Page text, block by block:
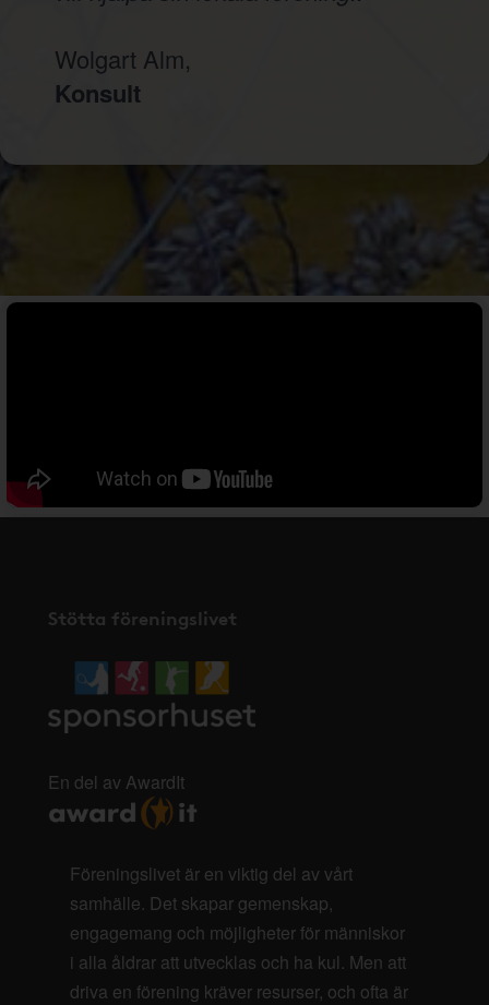
Wolgart Alm,
Konsult
Stötta föreningslivet
En del av AwardIt
Föreningslivet är en viktig del av vårt
samhälle. Det skapar gemenskap,
engagemang och möjligheter för människor
i alla åldrar att utvecklas och ha kul. Men att
driva en förening kräver resurser, och ofta är